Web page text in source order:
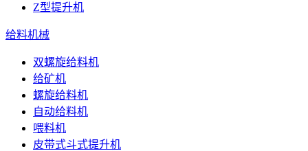
Z型提升机
给料机械
双螺旋给料机
给矿机
螺旋给料机
自动给料机
喂料机
皮带式斗式提升机